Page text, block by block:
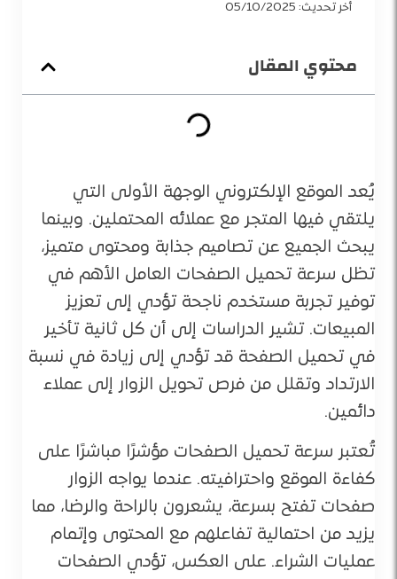
أخر تحديث: 05/10/2025
محتوي المقال
يُعد الموقع الإلكتروني الوجهة الأولى التي
يلتقي فيها المتجر مع عملائه المحتملين. وبينما
يبحث الجميع عن تصاميم جذابة ومحتوى متميز،
تظل سرعة تحميل الصفحات العامل الأهم في
توفير تجربة مستخدم ناجحة تؤدي إلى تعزيز
المبيعات. تشير الدراسات إلى أن كل ثانية تأخير
في تحميل الصفحة قد تؤدي إلى زيادة في نسبة
الارتداد وتقلل من فرص تحويل الزوار إلى عملاء
دائمين.
تُعتبر سرعة تحميل الصفحات مؤشرًا مباشرًا على
كفاءة الموقع واحترافيته. عندما يواجه الزوار
صفحات تفتح بسرعة، يشعرون بالراحة والرضا، مما
يزيد من احتمالية تفاعلهم مع المحتوى وإتمام
عمليات الشراء. على العكس، تؤدي الصفحات